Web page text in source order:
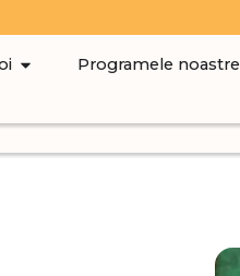
Programele noastre